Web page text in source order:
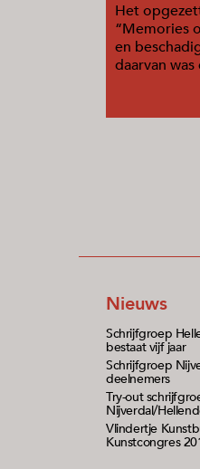
Het
“Memories
en
daarvan
Nieuws
Schrijfgroep
bestaat vijf jaar
Schrijfgroep
deelnemers
Try-out
Nijverdal/
Vlindertje
Kunstcongres